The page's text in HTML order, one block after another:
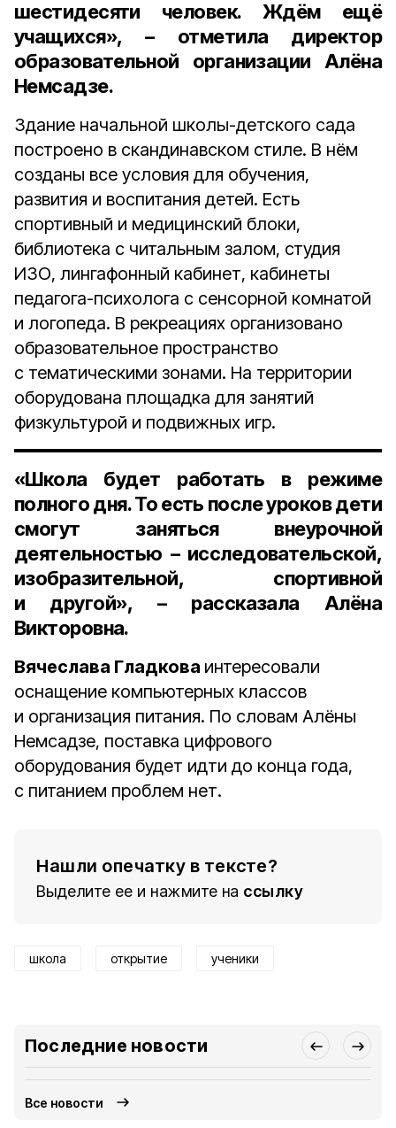
шестидесяти человек. Ждём ещё
учащихся», – отметила директор
образовательной организации Алёна
Немсадзе.
Здание начальной школы-детского сада
построено в скандинавском стиле. В нём
созданы все условия для обучения,
развития и воспитания детей. Есть
спортивный и медицинский блоки,
библиотека с читальным залом, студия
ИЗО, лингафонный кабинет, кабинеты
педагога-психолога с сенсорной комнатой
и логопеда. В рекреациях организовано
образовательное пространство
с тематическими зонами. На территории
оборудована площадка для занятий
физкультурой и подвижных игр.
«Школа будет работать в режиме
полного дня. То есть после уроков дети
смогут заняться внеурочной
деятельностью – исследовательской,
изобразительной, спортивной
и другой», – рассказала Алёна
Викторовна.
Вячеслава Гладкова интересовали
оснащение компьютерных классов
и организация питания. По словам Алёны
Немсадзе, поставка цифрового
оборудования будет идти до конца года,
с питанием проблем нет.
Нашли опечатку в тексте?
Выделите ее и нажмите на ссылку
школа открытие ученики
Последние новости
Все новости